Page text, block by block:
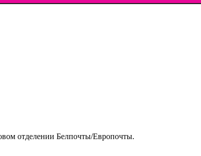
отделении Белпочты/Европочты.